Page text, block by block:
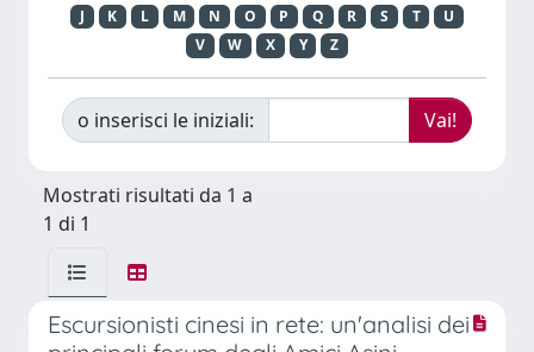
J
K L M N O P Q R S T
U
V
W X Y Z
o inserisci le iniziali:
Mostrati risultati da 1 a
1 di 1
Escursionisti cinesi in rete: un'analisi dei